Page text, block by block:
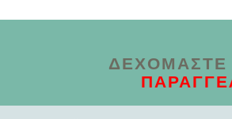
ΔΕΧΌΜΑΣΤΕ